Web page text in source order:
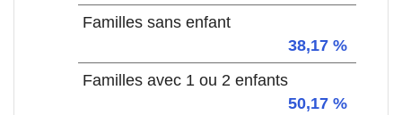
Familles sans enfant
38,17 %
Familles avec 1 ou 2 enfants
50,17 %